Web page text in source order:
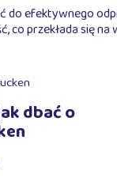
efektywnego
przekłada się
dbać o